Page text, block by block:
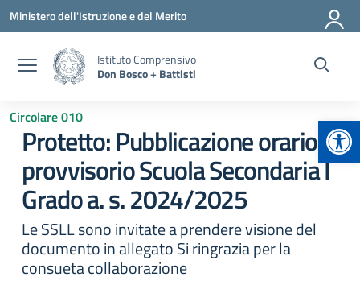
Vai ai contenuti
Vai al menu di navigazione
Vai al footer
Ministero dell'Istruzione e del Merito
Istituto Comprensivo
Don Bosco + Battisti
Circolare 010
Protetto: Pubblicazione orario
provvisorio Scuola Secondaria I
Grado a. s. 2024/2025
Le SSLL sono invitate a prendere visione del
documento in allegato Si ringrazia per la
consueta collaborazione